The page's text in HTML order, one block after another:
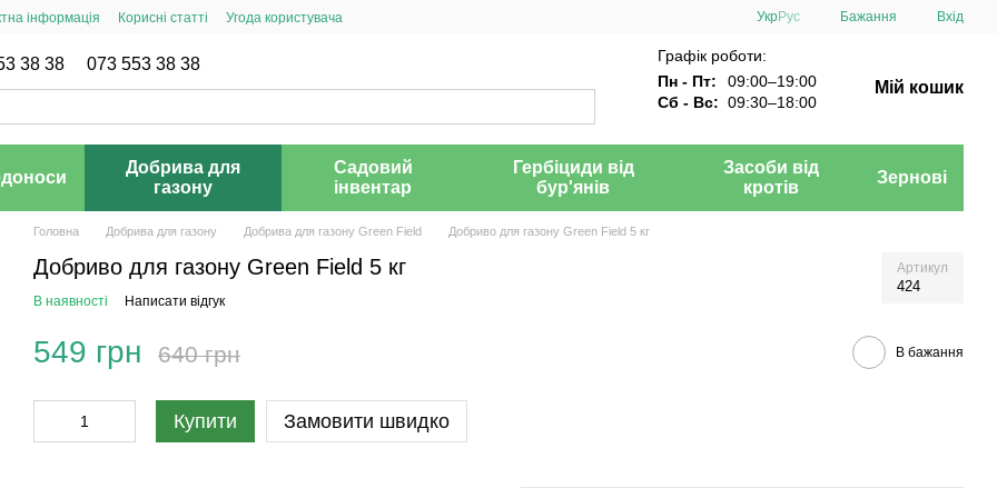
інформація Корисні статті Угода користувача УкрРус Бажання Вхід
38 38 073 553 38 38
Графік роботи:
Пн - Пт:
09:00–19:00
Сб - Вс: 09:30–18:00
Мій кошик
Добрива для
газону
Садовий
інвентар
Гербіциди від
бур'янів
Засоби від
кротів
Зернові
Головна Добрива для газону Добрива для газону Green Field Добриво для газону Green Field 5 кг
Добриво для газону Green Field 5 кг Артикул
424
В наявності Написати відгук
549 грн 640 грн В бажання
Купити Замовити швидко